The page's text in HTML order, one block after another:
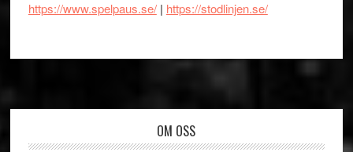
https://www.spelpaus.se/| https://stodlinjen.se/
OM OSS